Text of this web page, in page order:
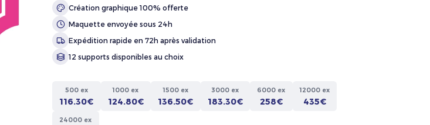
Création graphique 100% offerte
Maquette envoyée sous 24h
Expédition rapide en 72h après validation
12 supports disponibles au choix
500 ex
116.30€
1000 ex
124.80€
1500 ex
136.50€
3000 ex
183.30€
6000 ex
258€
12000 ex
435€
24000 ex